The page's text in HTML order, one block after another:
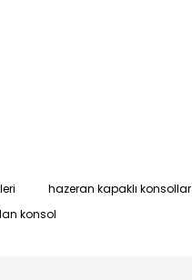
hazeran kapaklı konsollar
konsol